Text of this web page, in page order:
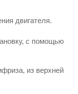
двигателя.
с помощью
из верхней